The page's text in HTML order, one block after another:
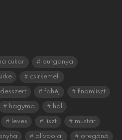
cukor burgonya
csirkemell
desszert fahéj finomliszt
hagyma hal
leves liszt mustár
olívaolaj oregánó